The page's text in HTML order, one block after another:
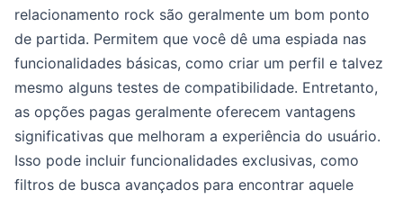
relacionamento rock são geralmente um bom ponto
de partida. Permitem que você dê uma espiada nas
funcionalidades básicas, como criar um perfil e talvez
mesmo alguns testes de compatibilidade. Entretanto,
as opções pagas geralmente oferecem vantagens
significativas que melhoram a experiência do usuário.
Isso pode incluir funcionalidades exclusivas, como
filtros de busca avançados para encontrar aquele